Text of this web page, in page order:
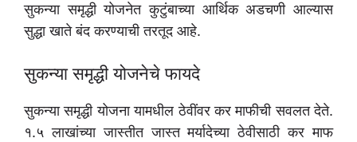
सुकन्या समृद्धी योजनेत कुटुंबाच्या आर्थिक अडचणी आल्यास
सुद्धा खाते बंद करण्याची तरतूद आहे.
सुकन्या समृद्धी योजनेचे फायदे
सुकन्या समृद्धी योजना यामधील ठेवींवर कर माफीची सवलत देते.
१.५ लाखांच्या जास्तीत जास्त मर्यादेच्या ठेवीसाठी कर माफ